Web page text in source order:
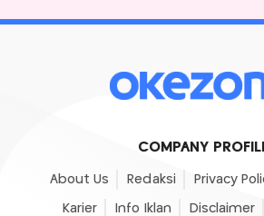
COMPANY
About Us Redaksi Privacy
Karier Info Iklan Disclaimer